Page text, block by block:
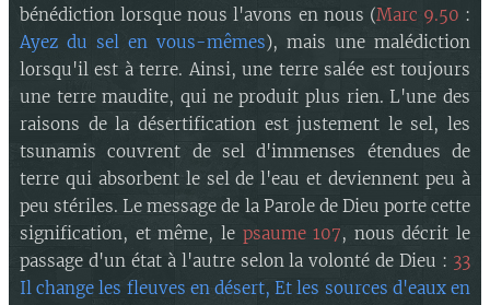
bénédiction lorsque nous l'avons en nous (Marc 9.50 :
Ayez du sel en vous-mêmes), mais une malédiction
lorsqu'il est à terre. Ainsi, une terre salée est toujours
une terre maudite, qui ne produit plus rien. L'une des
raisons de la désertification est justement le sel, les
tsunamis couvrent de sel d'immenses étendues de
terre qui absorbent le sel de l'eau et deviennent peu à
peu stériles. Le message de la Parole de Dieu porte cette
signification, et même, le psaume 107, nous décrit le
passage d'un état à l'autre selon la volonté de Dieu : 33
Il change les fleuves en désert, Et les sources d'eaux en